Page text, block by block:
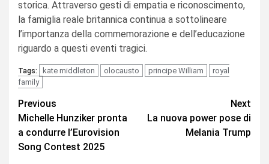
storica. Attraverso gesti di empatia e riconoscimento,
la famiglia reale britannica continua a sottolineare
l’importanza della commemorazione e dell’educazione
riguardo a questi eventi tragici.
Tags: kate middleton olocausto principe William
royal
family
Continue
Reading
Previous
Michelle Hunziker pronta
a condurre l’Eurovision
Song Contest 2025
Next
La nuova power pose di
Melania Trump